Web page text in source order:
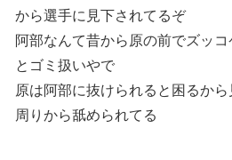
から選手に見下されてるぞ
阿部なんて昔から原の前でズッ
とゴミ扱いやで
原は阿部に抜けられると困るか
周りから舐められてる